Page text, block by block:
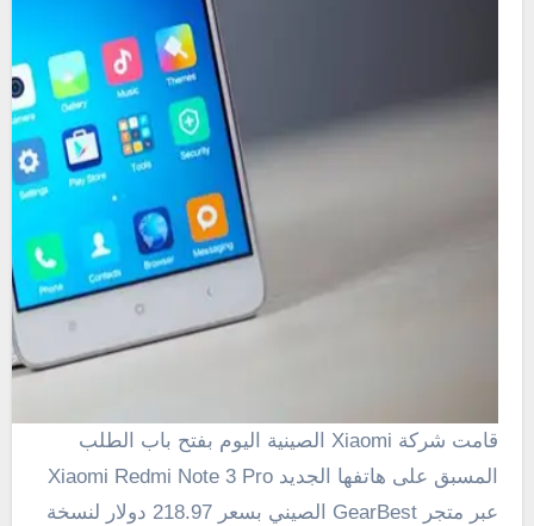
قامت شركة Xiaomi الصينية اليوم بفتح باب الطلب
المسبق على هاتفها الجديد Xiaomi Redmi Note 3 Pro
عبر متجر GearBest الصيني بسعر 218.97 دولار لنسخة